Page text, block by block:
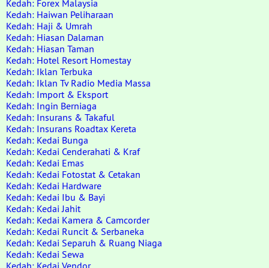
Kedah: Forex Malaysia
Kedah: Haiwan Peliharaan
Kedah: Haji & Umrah
Kedah: Hiasan Dalaman
Kedah: Hiasan Taman
Kedah: Hotel Resort Homestay
Kedah: Iklan Terbuka
Kedah: Iklan Tv Radio Media Massa
Kedah: Import & Eksport
Kedah: Ingin Berniaga
Kedah: Insurans & Takaful
Kedah: Insurans Roadtax Kereta
Kedah: Kedai Bunga
Kedah: Kedai Cenderahati & Kraf
Kedah: Kedai Emas
Kedah: Kedai Fotostat & Cetakan
Kedah: Kedai Hardware
Kedah: Kedai Ibu & Bayi
Kedah: Kedai Jahit
Kedah: Kedai Kamera & Camcorder
Kedah: Kedai Runcit & Serbaneka
Kedah: Kedai Separuh & Ruang Niaga
Kedah: Kedai Sewa
Kedah: Kedai Vendor